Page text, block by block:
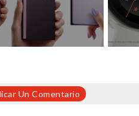
Un Comentario